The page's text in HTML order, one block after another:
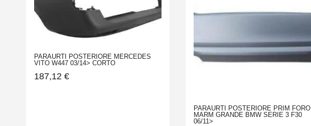
PARAURTI POSTERIORE MERCEDES
VITO W447 03/14> CORTO
187,12 €
PARAURTI POSTERIORE PRIM FORO
MARM GRANDE BMW SERIE 3 F30
06/11>